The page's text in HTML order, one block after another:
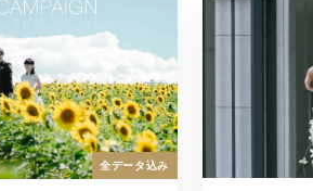
全データ込み